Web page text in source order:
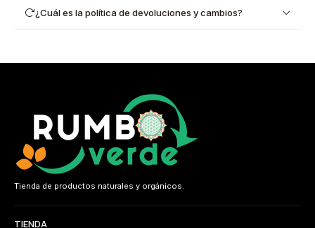
¿Cuál es la política de devoluciones y cambios?
Tienda de productos naturales y orgánicos.
TIENDA